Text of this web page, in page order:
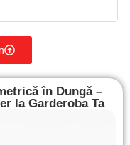
în Dungă –
la Garderoba Ta